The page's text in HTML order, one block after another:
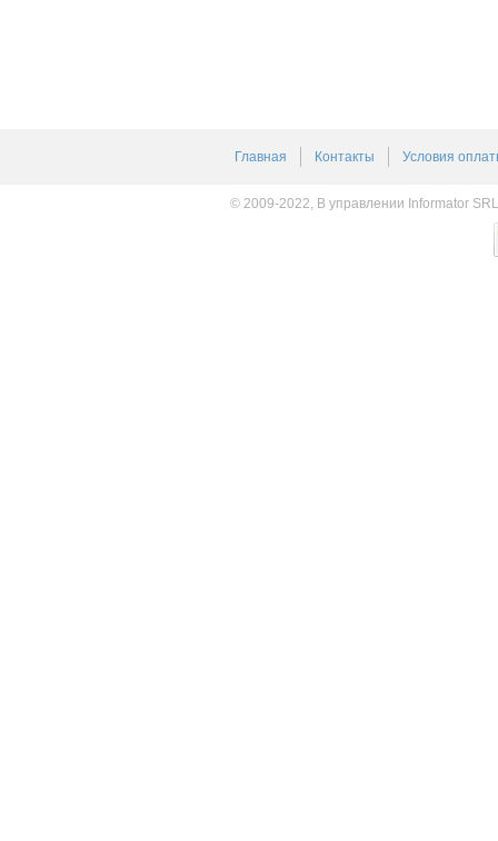
Главная Контакты Условия
© 2009-2022, В управлении Informator SRL